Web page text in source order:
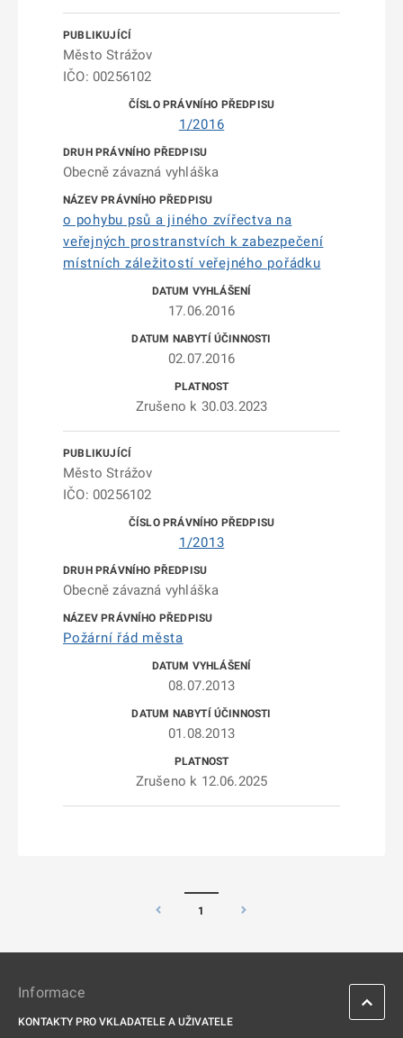
Město Strážov
IČO: 00256102
1/2016
Obecně závazná vyhláška
o pohybu psů a jiného zvířectva na
veřejných prostranstvích k zabezpečení
místních záležitostí veřejného pořádku
17.06.2016
02.07.2016
Zrušeno k 30.03.2023
Město Strážov
IČO: 00256102
1/2013
Obecně závazná vyhláška
Požární řád města
08.07.2013
01.08.2013
Zrušeno k 12.06.2025
1
Informace
KONTAKTY PRO VKLADATELE A UŽIVATELE